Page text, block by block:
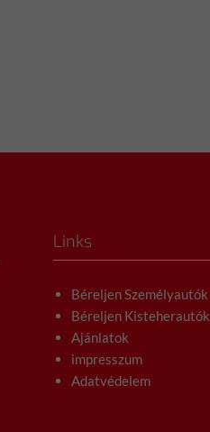
Links
Béreljen Személyautók
Béreljen Kisteherautók
Ajánlatok
impresszum
Adatvédelem